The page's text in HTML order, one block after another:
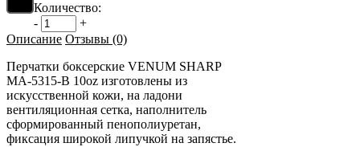
Количество:
-
+
Описание Отзывы (0)
Перчатки боксерские VENUM SHARP
MA-5315-B 10oz изготовлены из
искусственной кожи, на ладони
вентиляционная сетка, наполнитель
сформированный пенополиуретан,
фиксация широкой липучкой на запястье.